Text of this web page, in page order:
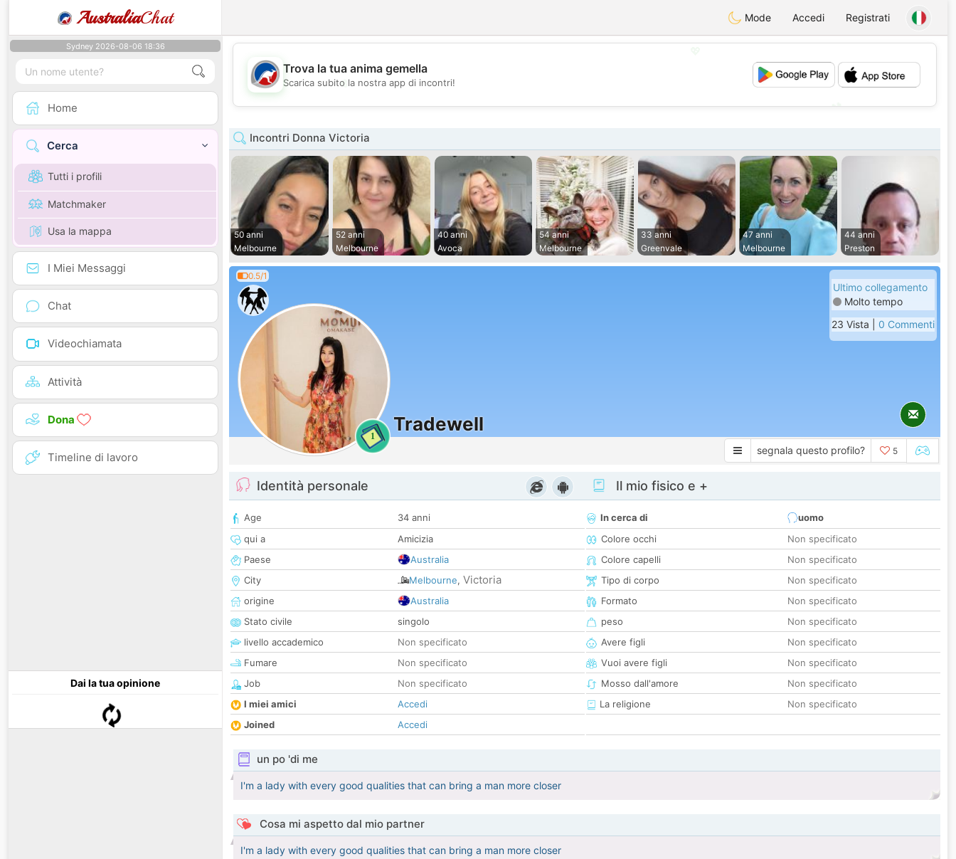
AustraliaChat Mode Accedi Registrati
Sydney 2026-08-06 18:36
Home
Cerca
Tutti i profili
Matchmaker
Usa la mappa
I Miei Messaggi
Chat
Videochiamata
Attività
Dona
Timeline di lavoro
Dai la tua opinione
💖
💕
Trova la tua anima gemella
Scarica subito la nostra app di incontri!
Incontri Donna Victoria
50 anni
Melbourne
52 anni
Melbourne
40 anni
Avoca
54 anni
Melbourne
33 anni
Greenvale
47 anni
Melbourne
44 anni
Preston
0.5/1
1
Tradewell
Ultimo collegamento
Molto tempo
23 Vista | 0 Commenti
segnala questo profilo? 5
Identità personale
Age
34 anni
qui a
Amicizia
Paese
Australia
City
Melbourne, Victoria
origine
Australia
Stato civile
singolo
livello accademico
Non specificato
Fumare
Non specificato
Job
Non specificato
I miei amici
Accedi
Joined
Accedi
Il mio fisico e +
In cerca di
uomo
Colore occhi
Non specificato
Colore capelli
Non specificato
Tipo di corpo
Non specificato
Formato
Non specificato
peso
Non specificato
Avere figli
Non specificato
Vuoi avere figli
Non specificato
Mosso dall'amore
Non specificato
La religione
Non specificato
un po 'di me
I'm a lady with every good qualities that can bring a man more closer
Cosa mi aspetto dal mio partner
I'm a lady with every good qualities that can bring a man more closer